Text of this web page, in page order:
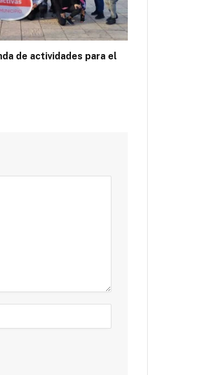
de actividades para el